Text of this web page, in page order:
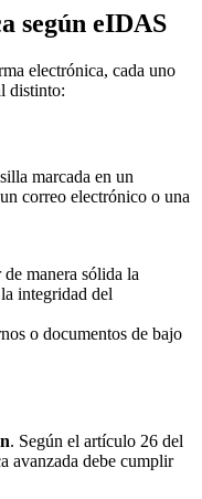
según eIDAS
electrónica, cada uno
distinto:
marcada en un
correo electrónico o una
manera sólida la
integridad del
o documentos de bajo
. Según el artículo 26 del
avanzada debe cumplir